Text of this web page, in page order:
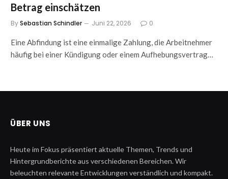
Betrag einschätzen
BySebastian Schindler Juni 22, 2026 0
Eine Abfindung ist eine einmalige Zahlung, die Arbeitnehmer
häufig bei einer Kündigung oder einem Aufhebungsvertrag…
ÜBER UNS
Heute im Fokus präsentiert aktuelle Themen, Trends und
Hintergrundberichte aus verschiedenen Bereichen. Wir
beleuchten relevante Entwicklungen verständlich und kompakt.